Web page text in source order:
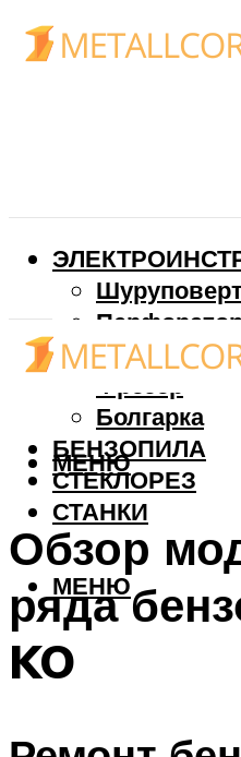
Перфоратор
Дрель
Фрезер
Болгарка
БЕНЗОПИЛА
СТЕКЛОРЕЗ
СТАНКИ
МЕНЮ
МЕНЮ
Обзор
ряда
KO